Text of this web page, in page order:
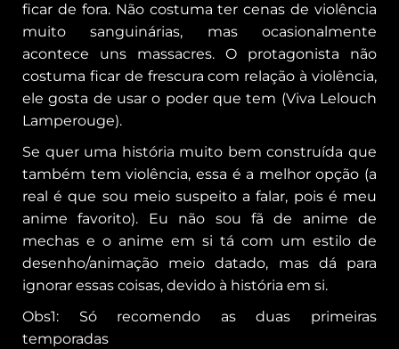
ficar de fora. Não costuma ter cenas de violência
muito sanguinárias, mas ocasionalmente
acontece uns massacres. O protagonista não
costuma ficar de frescura com relação à violência,
ele gosta de usar o poder que tem (Viva Lelouch
Lamperouge).
Se quer uma história muito bem construída que
também tem violência, essa é a melhor opção (a
real é que sou meio suspeito a falar, pois é meu
anime favorito). Eu não sou fã de anime de
mechas e o anime em si tá com um estilo de
desenho/animação meio datado, mas dá para
ignorar essas coisas, devido à história em si.
Obs1: Só recomendo as duas primeiras
temporadas